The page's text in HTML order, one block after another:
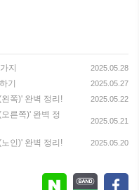
지 2025.05.28
기 2025.05.27
쪽)' 완벽 정리! 2025.05.22
른쪽)' 완벽 정
2025.05.21
인)' 완벽 정리! 2025.05.20